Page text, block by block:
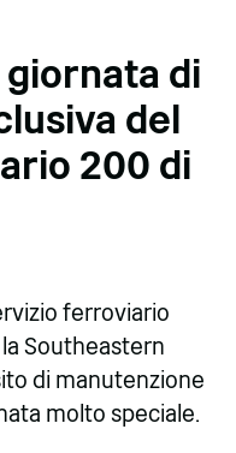
di
del
200 di
ferroviario
Southeastern
di manutenzione
molto speciale.